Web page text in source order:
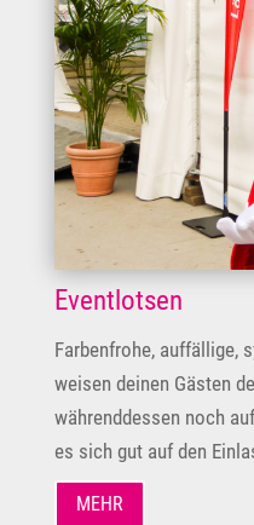
Eventlotsen
Farbenfrohe, auffällige,
weisen deinen Gästen
währenddessen noch
es sich gut auf den
MEHR